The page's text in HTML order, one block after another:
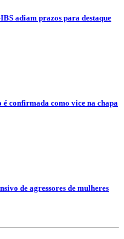
adiam prazos para destaque
confirmada como vice na chapa
de agressores de mulheres